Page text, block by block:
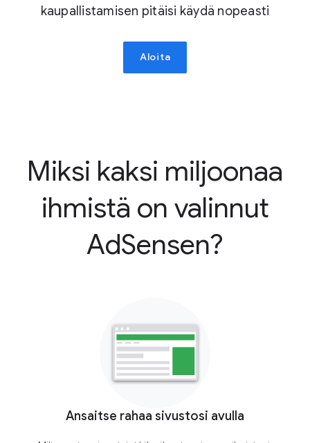
kaupallistamisen pitäisi käydä nopeasti
Aloita
Miksi kaksi miljoonaa
ihmistä on valinnut
AdSensen?
Ansaitse rahaa sivustosi avulla